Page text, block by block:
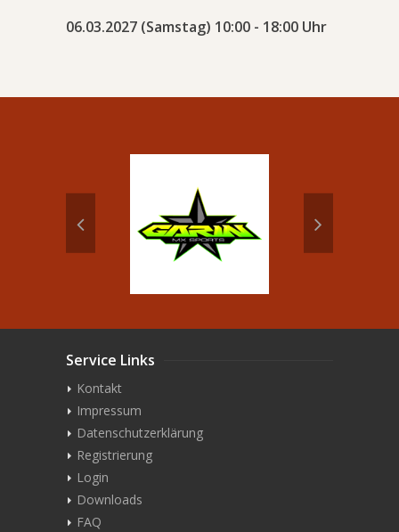
06.03.2027 (Samstag) 10:00 - 18:00 Uhr
Service Links
Kontakt
Impressum
Datenschutzerklärung
Registrierung
Login
Downloads
FAQ